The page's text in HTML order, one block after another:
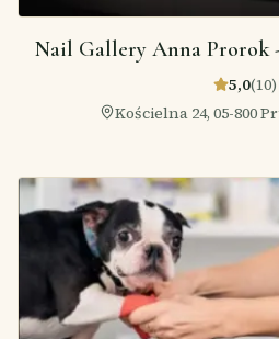
Nail Gallery Anna Prorok
5,0(10)
Kościelna 24, 05-800